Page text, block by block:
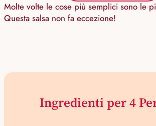
Molte volte le cose più semplici sono le
Questa salsa non fa eccezione!
Ingredienti per 4